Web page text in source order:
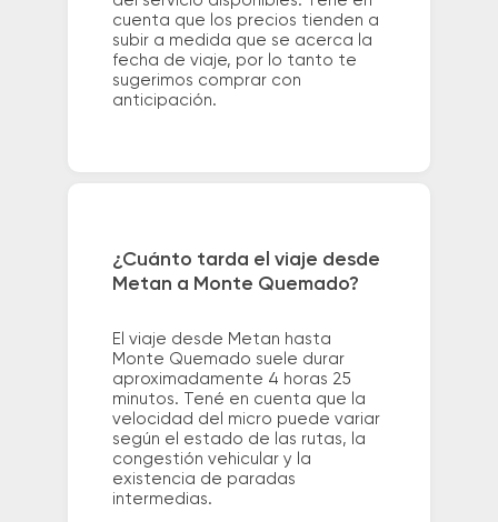
cuenta que los precios tienden a
subir a medida que se acerca la
fecha de viaje, por lo tanto te
sugerimos comprar con
anticipación.
¿Cuánto tarda el viaje desde
Metan a Monte Quemado?
El viaje desde Metan hasta
Monte Quemado suele durar
aproximadamente 4 horas 25
minutos. Tené en cuenta que la
velocidad del micro puede variar
según el estado de las rutas, la
congestión vehicular y la
existencia de paradas
intermedias.